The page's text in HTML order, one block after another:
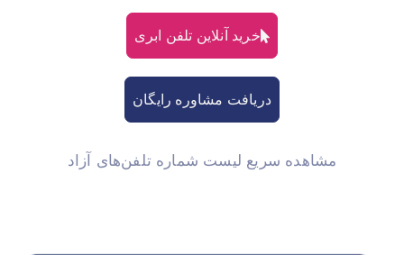
خرید آنلاین تلفن ابری
دریافت مشاوره رایگان
مشاهده سریع لیست شماره‌ تلفن‌های آزاد